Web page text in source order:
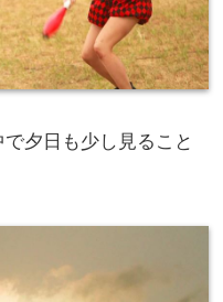
夕日も少し見ること